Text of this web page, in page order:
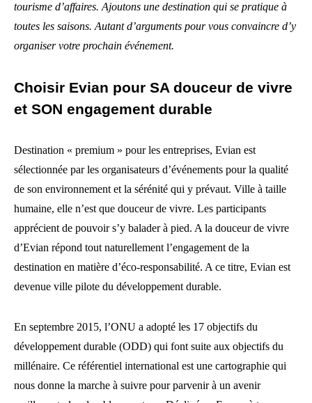
tourisme d’affaires. Ajoutons une destination qui se pratique à
toutes les saisons. Autant d’arguments pour vous convaincre d’y
organiser votre prochain événement.
Choisir Evian pour SA douceur de vivre
et SON engagement durable
Destination « premium » pour les entreprises, Evian est
sélectionnée par les organisateurs d’événements pour la qualité
de son environnement et la sérénité qui y prévaut. Ville à taille
humaine, elle n’est que douceur de vivre. Les participants
apprécient de pouvoir s’y balader à pied. A la douceur de vivre
d’Evian répond tout naturellement l’engagement de la
destination en matière d’éco-responsabilité. A ce titre, Evian est
devenue ville pilote du développement durable.
En septembre 2015, l’ONU a adopté les 17 objectifs du
développement durable (ODD) qui font suite aux objectifs du
millénaire. Ce référentiel international est une cartographie qui
nous donne la marche à suivre pour parvenir à un avenir